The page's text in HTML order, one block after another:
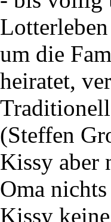
um die
heiratet,
(Steffen
Kissy aber
Oma
Kissy